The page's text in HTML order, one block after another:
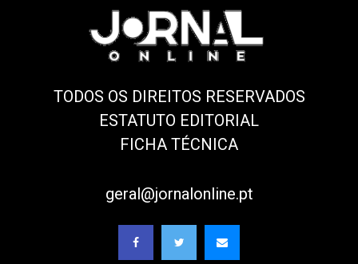
TODOS OS DIREITOS RESERVADOS
ESTATUTO EDITORIAL
FICHA TÉCNICA
geral@jornalonline.pt